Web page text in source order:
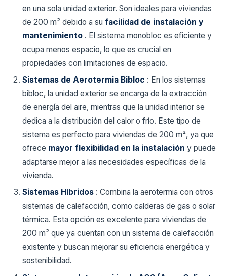
en una sola unidad exterior. Son ideales para viviendas
de 200 m² debido a su facilidad de instalación y
mantenimiento . El sistema monobloc es eficiente y
ocupa menos espacio, lo que es crucial en
propiedades con limitaciones de espacio.
Sistemas de Aerotermia Bibloc : En los sistemas
bibloc, la unidad exterior se encarga de la extracción
de energía del aire, mientras que la unidad interior se
dedica a la distribución del calor o frío. Este tipo de
sistema es perfecto para viviendas de 200 m², ya que
ofrece mayor flexibilidad en la instalación y puede
adaptarse mejor a las necesidades específicas de la
vivienda.
Sistemas Híbridos : Combina la aerotermia con otros
sistemas de calefacción, como calderas de gas o solar
térmica. Esta opción es excelente para viviendas de
200 m² que ya cuentan con un sistema de calefacción
existente y buscan mejorar su eficiencia energética y
sostenibilidad.